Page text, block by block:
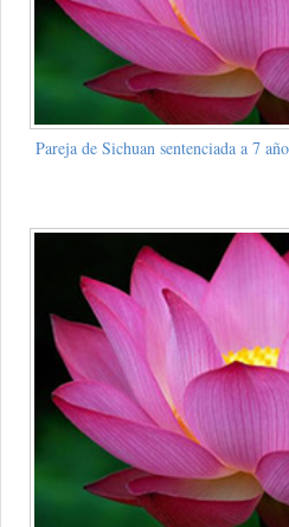
Pareja de Sichuan sentenciada a 7